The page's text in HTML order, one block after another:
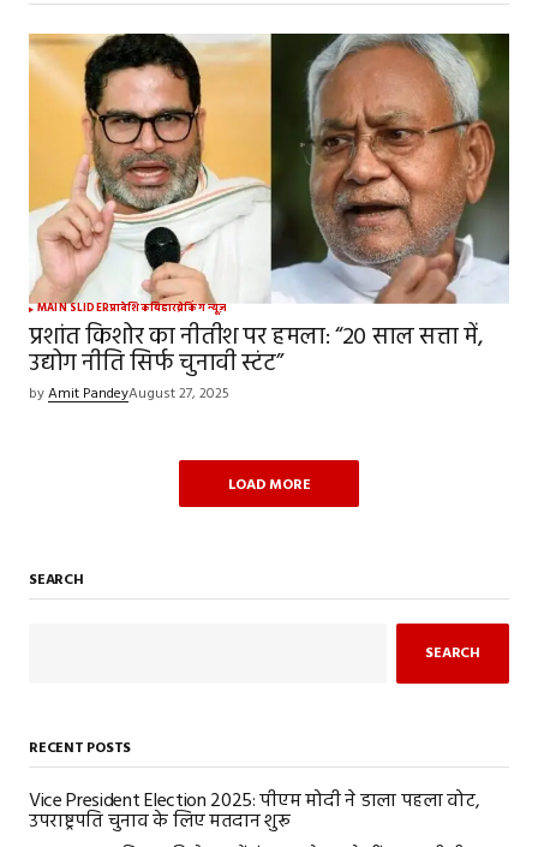
MAIN SLIDERप्रादेशिकबिहारब्रेकिंग न्यूज़
प्रशांत किशोर का नीतीश पर हमला: “20 साल सत्ता में,
उद्योग नीति सिर्फ चुनावी स्टंट”
byAmit PandeyAugust 27, 2025
LOAD MORE
SEARCH
SEARCH
RECENT POSTS
Vice President Election 2025: पीएम मोदी ने डाला पहला वोट,
उपराष्ट्रपति चुनाव के लिए मतदान शुरू